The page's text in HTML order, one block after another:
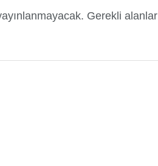
Gerekli alanlar